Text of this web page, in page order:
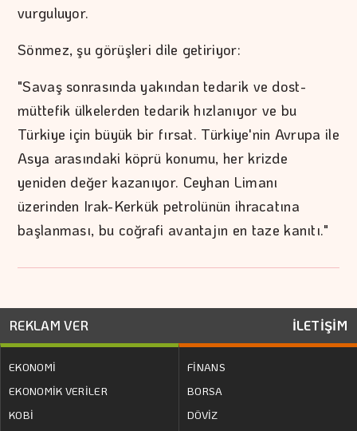
vurguluyor.
Sönmez, şu görüşleri dile getiriyor:
"Savaş sonrasında yakından tedarik ve dost-
müttefik ülkelerden tedarik hızlanıyor ve bu
Türkiye için büyük bir fırsat. Türkiye'nin Avrupa ile
Asya arasındaki köprü konumu, her krizde
yeniden değer kazanıyor. Ceyhan Limanı
üzerinden Irak-Kerkük petrolünün ihracatına
başlanması, bu coğrafi avantajın en taze kanıtı."
REKLAM VER İLETİŞİM
EKONOMİ
EKONOMİK VERİLER
KOBİ
FİNANS
BORSA
DÖVİZ